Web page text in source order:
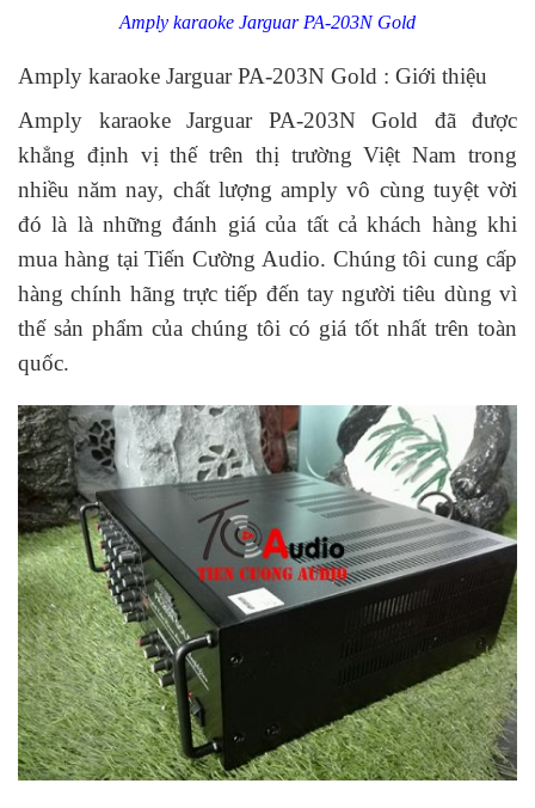
Amply karaoke Jarguar PA-203N Gold
Amply karaoke Jarguar PA-203N Gold : Giới thiệu
Amply karaoke Jarguar PA-203N Gold đã được
khẳng định vị thế trên thị trường Việt Nam trong
nhiều năm nay, chất lượng amply vô cùng tuyệt vời
đó là là những đánh giá của tất cả khách hàng khi
mua hàng tại Tiến Cường Audio. Chúng tôi cung cấp
hàng chính hãng trực tiếp đến tay người tiêu dùng vì
thế sản phẩm của chúng tôi có giá tốt nhất trên toàn
quốc.